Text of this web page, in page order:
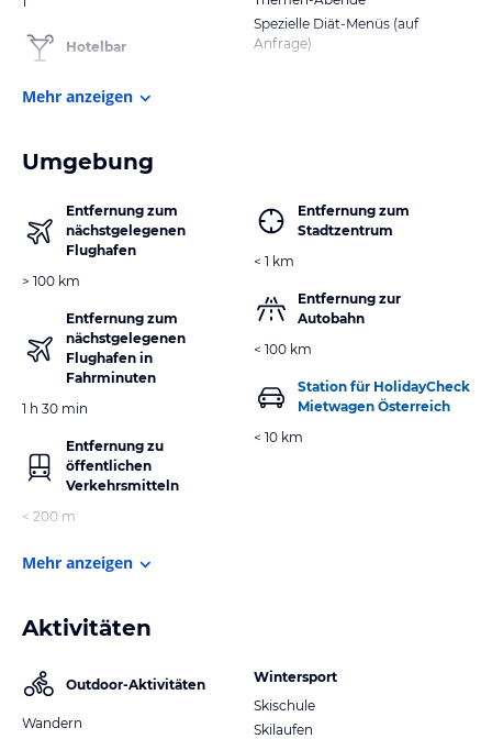
Hotelbar
Spezielle Diät-Menüs (auf
Anfrage)
Mehr anzeigen
Umgebung
Entfernung zum
nächstgelegenen
Flughafen
> 100 km
Entfernung zum
nächstgelegenen
Flughafen in
Fahrminuten
1 h 30 min
Entfernung zu
öffentlichen
Verkehrsmitteln
< 200 m
Entfernung zum
Stadtzentrum
< 1 km
Entfernung zur
Autobahn
< 100 km
Station für HolidayCheck
Mietwagen Österreich
< 10 km
Mehr anzeigen
Aktivitäten
Outdoor-Aktivitäten
Wandern
Wintersport
Skischule
Skilaufen